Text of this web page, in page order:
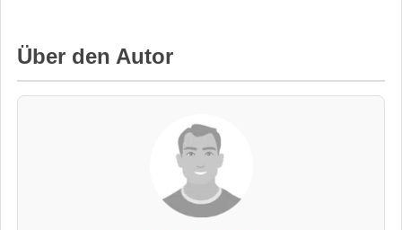
Über den Autor